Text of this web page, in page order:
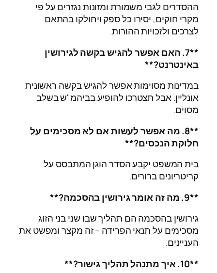
ההסדרים לגבי משמורת ומזונות נגזרים על פי
מקרי חוקים, יסירו כל ספק ויחולקו בהתאם
לצרכים ולזכויות ההורות.
**7. האם אפשר להגיש בקשה לגירושין
באינטרנט?**
במדינות מסוימות אפשר להגיש בקשה ראשונית
אונליין. אבל תצטרכו להופיע בביהמ"ש בשלב
מסוים.
**8. מה אפשר לעשות אם לא מסכימים על
חלוקת הנכסים?**
בית המשפט יקבע הסדר הוגן המתבסס על
קריטריונים ברורים.
**9. מה זה אומר גירושין בהסכמה?**
גירושין בהסכמה הם תהליך שבו שני בני הזוג
מסכימים על תנאי הפרידה – זה מקצר ומפשט את
העניינים.
**10. איך מתנהל תהליך גישור?**